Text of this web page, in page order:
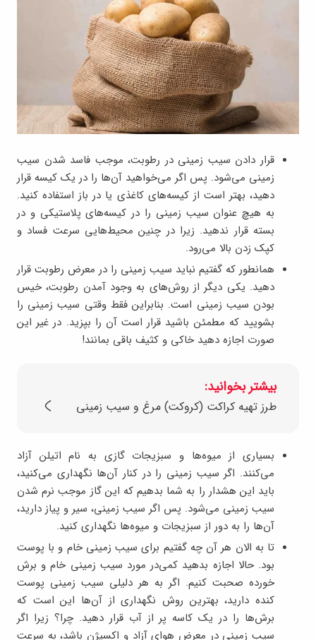
قرار دادن سیب زمینی در رطوبت، موجب فاسد شدن سیب
زمینی می‌شود. پس اگر می‌خواهید آن‌ها را در یک کیسه قرار
دهید، بهتر است از کیسه‌های کاغذی یا در باز استفاده کنید.
به هیچ عنوان سیب زمینی را در کیسه‌های پلاستیکی و در
بسته قرار ندهید. زیرا در چنین محیط‌هایی سرعت فساد و
کپک زدن بالا می‌رود.
همانطور که گفتیم نباید سیب زمینی را در معرض رطوبت قرار
دهید. یکی دیگر از روش‌های به وجود آمدن رطوبت، خیس
بودن سیب زمینی است. بنابراین فقط وقتی سیب زمینی را
بشویید که مطمئن باشید قرار است آن را بپزید. در غیر این
صورت اجازه دهید خاکی و کثیف باقی بمانند!
بیشتر بخوانید:
طرز تهیه کراکت (کروکت) مرغ و سیب زمینی
بسیاری از میوه‌ها و سبزیجات گازی به نام اتیلن آزاد
می‌کنند. اگر سیب زمینی را در کنار آن‌ها نگهداری می‌کنید،
باید این هشدار را به شما بدهیم که این گاز موجب نرم شدن
سیب زمینی می‌شود. پس اگر سیب زمینی، سیر و پیاز دارید،
آن‌ها را به دور از سبزیجات و میوه‌ها نگهداری کنید.
تا به الان هر آن چه گفتیم برای سیب زمینی خام و با پوست
بود. حالا اجازه بدهید کمی‌در مورد سیب زمینی خام و برش
خورده صحبت کنیم. اگر به هر دلیلی سیب زمینی پوست
کنده دارید، بهترین روش نگهداری از آن‌ها این است که
برش‌ها را در یک کاسه پر از آب قرار دهید. چرا؟ زیرا اگر
سیب زمینی در معرض هوای آزاد و اکسیژن باشد، به سرعت